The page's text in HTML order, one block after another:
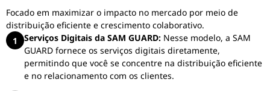
Focado em maximizar o impacto no mercado por meio de
distribuição eficiente e crescimento colaborativo.
1
Serviços Digitais da SAM GUARD: Nesse modelo, a SAM
GUARD fornece os serviços digitais diretamente,
permitindo que você se concentre na distribuição eficiente
e no relacionamento com os clientes.